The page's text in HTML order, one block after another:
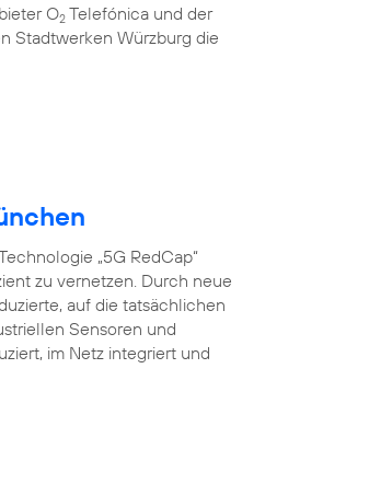
O2 Telefónica und der
Stadtwerken Würzburg die
„5G RedCap“
zu vernetzen. Durch neue
auf die tatsächlichen
Sensoren und
im Netz integriert und